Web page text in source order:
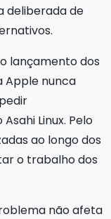
deliberada de
lançamento dos
Apple nunca
Linux. Pelo
ao longo dos
o trabalho dos
não afeta